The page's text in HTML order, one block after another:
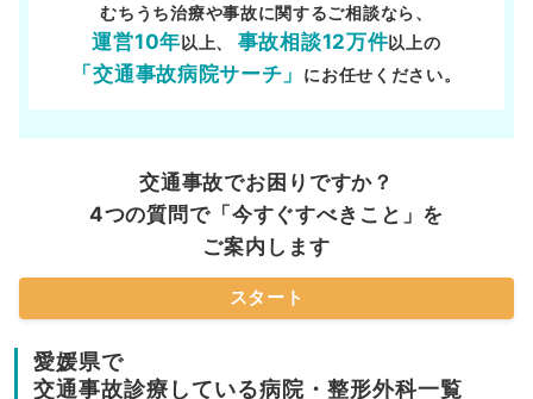
むちうち治療や事故に関するご相談なら、
運営10年以上、 事故相談12万件以上の
「交通事故病院サーチ」 にお任せください。
交通事故でお困りですか？
4つの質問で「今すぐすべきこと」を
ご案内します
スタート
愛媛県で
交通事故診療している病院・整形外科一覧